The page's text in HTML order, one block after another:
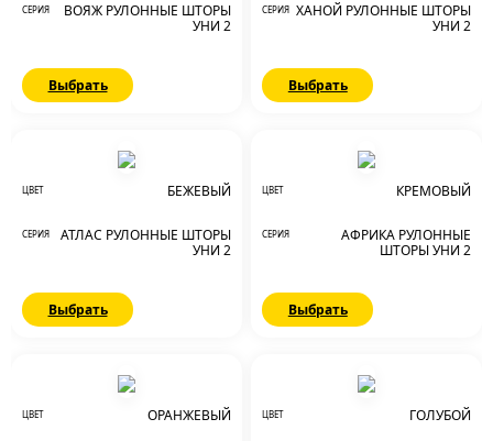
СЕРИЯ
ВОЯЖ РУЛОННЫЕ ШТОРЫ
УНИ 2
Выбрать
СЕРИЯ ХАНОЙ РУЛОННЫЕ ШТОРЫ
УНИ 2
Выбрать
ЦВЕТ БЕЖЕВЫЙ
СЕРИЯ
АТЛАС РУЛОННЫЕ ШТОРЫ
УНИ 2
Выбрать
ЦВЕТ КРЕМОВЫЙ
СЕРИЯ
АФРИКА РУЛОННЫЕ
ШТОРЫ УНИ 2
Выбрать
ЦВЕТ ОРАНЖЕВЫЙ ЦВЕТ ГОЛУБОЙ